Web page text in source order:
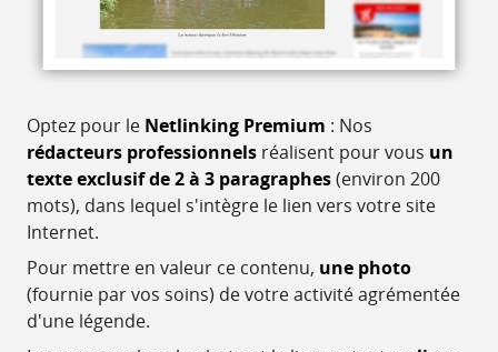
Optez pour le Netlinking Premium : Nos
rédacteurs professionnels réalisent pour vous un
texte exclusif de 2 à 3 paragraphes(environ 200
mots), dans lequel s'intègre le lien vers votre site
Internet.
Pour mettre en valeur ce contenu, une photo
(fournie par vos soins) de votre activité agrémentée
d'une légende.